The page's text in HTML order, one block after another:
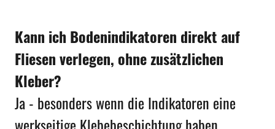
Kann ich Bodenindikatoren direkt auf
Fliesen verlegen, ohne zusätzlichen
Kleber?
Ja - besonders wenn die Indikatoren eine